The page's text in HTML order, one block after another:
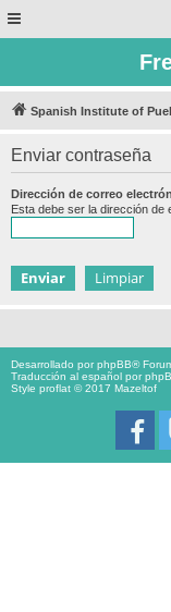
Spanish Institute of
Enviar contraseña
Dirección de correo
Esta debe ser la dirección de
Desarrollado porphpBB®
Traducción al español por
Style proflat © 2017 Mazeltof